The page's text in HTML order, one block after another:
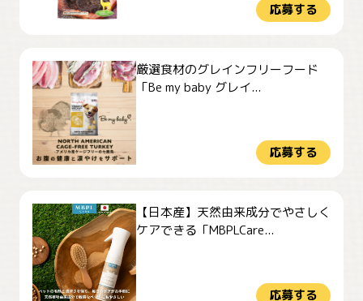
応募する
厳選食材のグレインフリーフード
「Be my baby グレイ...
応募する
【日本産】天然由来成分でやさしく
ケアできる「MBPLCare...
応募する